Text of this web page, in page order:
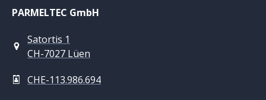
PARMELTEC GmbH
Satortis 1
CH-7027 Lüen
CHE-113.986.694